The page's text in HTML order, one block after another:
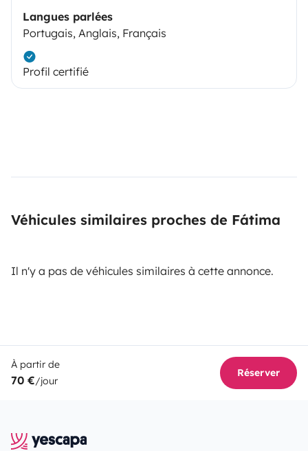
Langues parlées
Portugais, Anglais, Français
Profil certifié
Véhicules similaires proches de Fátima
Il n'y a pas de véhicules similaires à cette annonce.
À partir de
70 €/jour
Réserver